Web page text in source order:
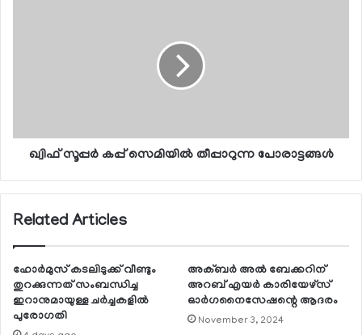
ഖ്വിഫ് സൂപ്പര്‍ കപ്പ് സെമിയില്‍ തീപ്പാറുന്ന പോരാട്ടങ്ങള്‍
Related Articles
ഹോര്‍മുസ് കടലിടുക്ക് വീണ്ടും
തുറക്കുന്നത് സംബന്ധിച്ച
ഇറാനുമായുള്ള ചര്‍ച്ചകളില്‍
പുരോഗതി
അക്ബര്‍ അല്‍ ബേക്കറിന്
അറബ് എയര്‍ കാരിയേഴ്സ്
ഓര്‍ഗനൈസേഷന്റെ ആദരം
November 3, 2024